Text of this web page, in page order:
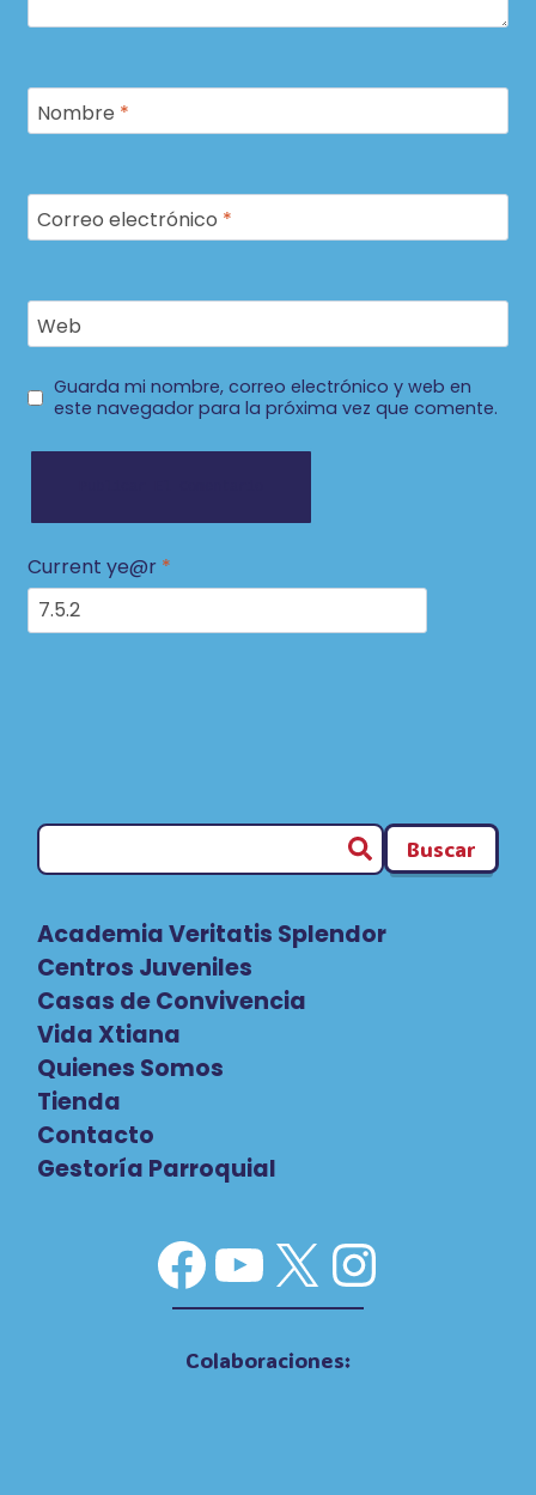
Nombre *
Correo electrónico *
Web
Guarda mi nombre, correo electrónico y web en
este navegador para la próxima vez que comente.
Current ye@r *
Buscar
Academia Veritatis Splendor
Centros Juveniles
Casas de Convivencia
Vida Xtiana
Quienes Somos
Tienda
Contacto
Gestoría Parroquial
Facebook
YouTube
X
Colaboraciones: